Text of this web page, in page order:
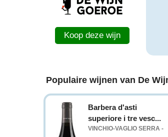
Koop deze wijn
Populaire wijnen van De
Barbera d'asti
superiore i tre vesc...
VINCHIO-VAGLIO SERRA -